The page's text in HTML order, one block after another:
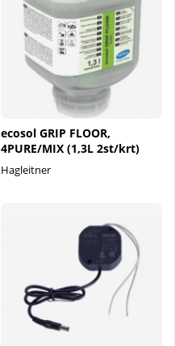
ecosol GRIP FLOOR,
4PURE/MIX (1,3L 2st/krt)
Hagleitner